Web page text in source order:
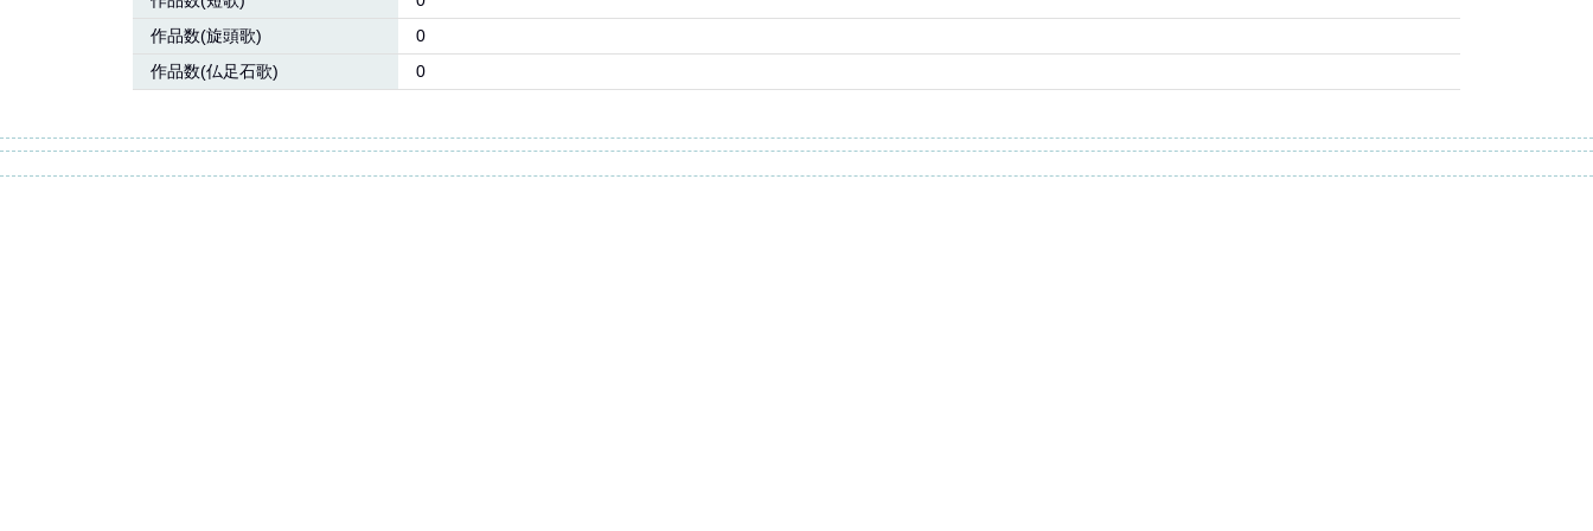
作品数(旋頭歌)
0
作品数(仏足石歌)
0